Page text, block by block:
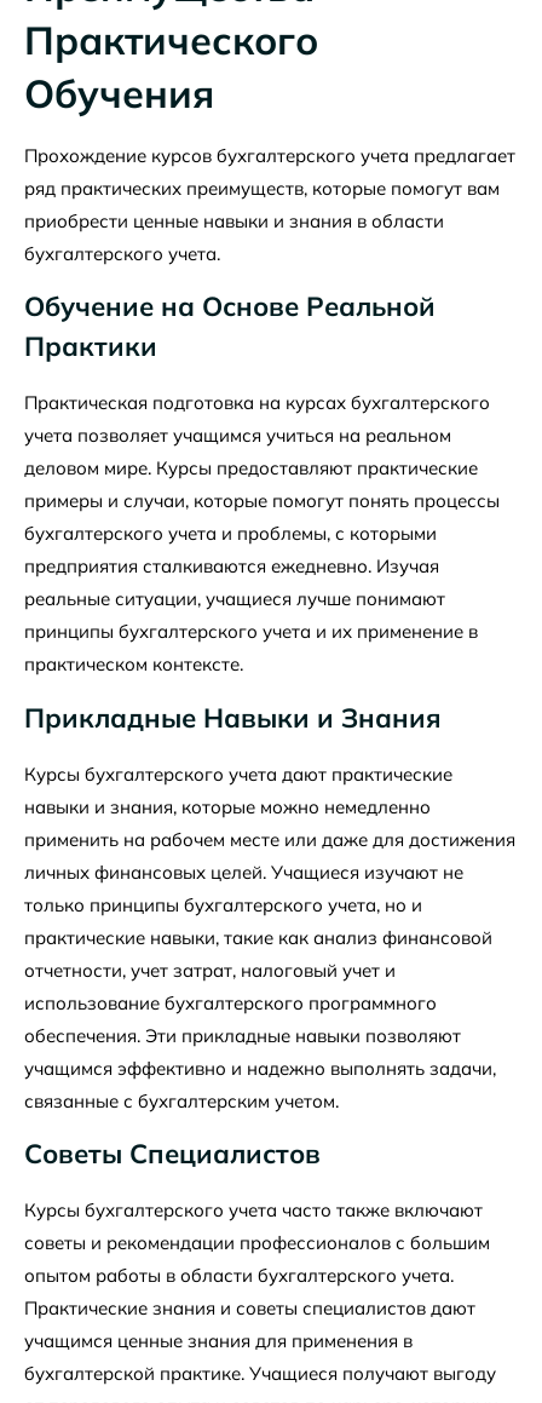
Практического
Обучения
Прохождение курсов бухгалтерского учета предлагает
ряд практических преимуществ, которые помогут вам
приобрести ценные навыки и знания в области
бухгалтерского учета.
Обучение на Основе Реальной
Практики
Практическая подготовка на курсах бухгалтерского
учета позволяет учащимся учиться на реальном
деловом мире. Курсы предоставляют практические
примеры и случаи, которые помогут понять процессы
бухгалтерского учета и проблемы, с которыми
предприятия сталкиваются ежедневно. Изучая
реальные ситуации, учащиеся лучше понимают
принципы бухгалтерского учета и их применение в
практическом контексте.
Прикладные Навыки и Знания
Курсы бухгалтерского учета дают практические
навыки и знания, которые можно немедленно
применить на рабочем месте или даже для достижения
личных финансовых целей. Учащиеся изучают не
только принципы бухгалтерского учета, но и
практические навыки, такие как анализ финансовой
отчетности, учет затрат, налоговый учет и
использование бухгалтерского программного
обеспечения. Эти прикладные навыки позволяют
учащимся эффективно и надежно выполнять задачи,
связанные с бухгалтерским учетом.
Советы Специалистов
Курсы бухгалтерского учета часто также включают
советы и рекомендации профессионалов с большим
опытом работы в области бухгалтерского учета.
Практические знания и советы специалистов дают
учащимся ценные знания для применения в
бухгалтерской практике. Учащиеся получают выгоду